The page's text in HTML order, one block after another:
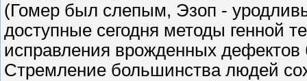
(Гомер был слепым, Эзоп -
доступные сегодня методы генной
исправления врожденных
Стремление большинства людей